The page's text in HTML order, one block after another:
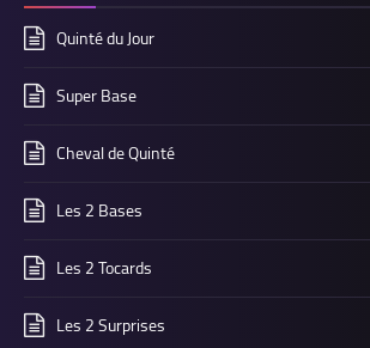
Quinté du Jour
Super Base
Cheval de Quinté
Les 2 Bases
Les 2 Tocards
Les 2 Surprises